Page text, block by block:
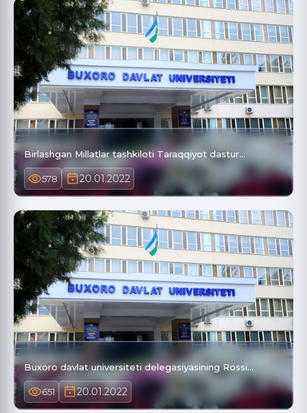
Birlashgan Millatlar tashkiloti Taraqqiyot dastur…
578 20.01.2022
Buxoro davlat universiteti delegasiyasining Rossi…
651 20.01.2022